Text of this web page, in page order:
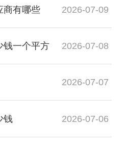
商有哪些 2026-07-09
钱一个平方 2026-07-08
2026-07-07
钱 2026-07-06